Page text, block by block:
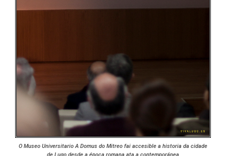
O Museo Universitario A Domus do Mitreo fai accesible a historia da cidade